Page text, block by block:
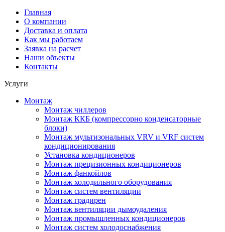
Главная
О компании
Доставка и оплата
Как мы работаем
Заявка на расчет
Наши объекты
Контакты
Услуги
Монтаж
Монтаж чиллеров
Монтаж ККБ (компрессорно конденсаторные
блоки)
Монтаж мультизональных VRV и VRF систем
кондиционирования
Установка кондиционеров
Монтаж прецизионных кондиционеров
Монтаж фанкойлов
Монтаж холодильного оборудования
Монтаж систем вентиляции
Монтаж градирен
Монтаж вентиляции дымоудаления
Монтаж промышленных кондиционеров
Монтаж систем холодоснабжения